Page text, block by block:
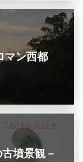
マン西都
墳景観－